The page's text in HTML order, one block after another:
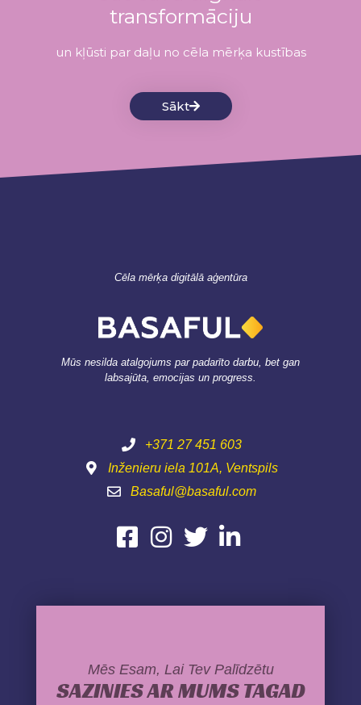
transformāciju
un kļūsti par daļu no cēla mērķa kustības
Sākt
Cēla mērķa digitālā aģentūra
Mūs nesilda atalgojums par padarīto darbu, bet gan
labsajūta, emocijas un progress.
+371 27 451 603
Inženieru iela 101A, Ventspils
Basaful@basaful.com
Mēs Esam, Lai Tev Palīdzētu
SAZINIES AR MUMS TAGAD